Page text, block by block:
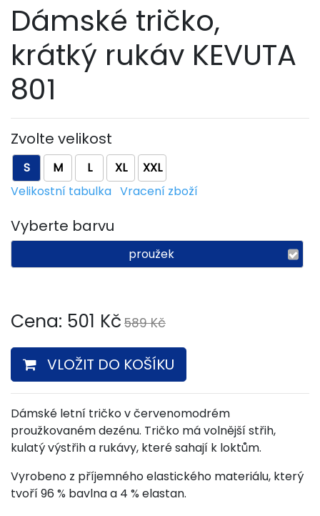
Dámské tričko,
krátký rukáv KEVUTA
801
Zvolte velikost
S M L XL
XXL
Velikostní tabulka Vracení zboží
Vyberte barvu
proužek
Cena: 501 Kč 589 Kč
VLOŽIT DO KOŠÍKU
Dámské letní tričko v červenomodrém
proužkovaném dezénu. Tričko má volnější střih,
kulatý výstřih a rukávy, které sahají k loktům.
Vyrobeno z příjemného elastického materiálu, který
tvoří 96 % bavlna a 4 % elastan.